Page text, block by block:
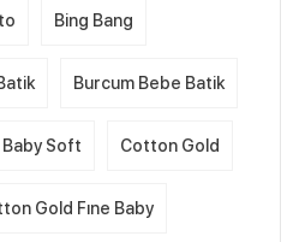
Bing Bang
Burcum Bebe Batik
Soft Cotton Gold
Gold Fıne Baby